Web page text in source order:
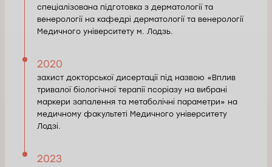
спеціалізована підготовка з дерматології та
венерології на кафедрі дерматології та венерології
Медичного університету м. Лодзь.
2020
захист докторської дисертації під назвою «Вплив
тривалої біологічної терапії псоріазу на вибрані
маркери запалення та метаболічні параметри» на
медичному факультеті Медичного університету
Лодзі.
2023